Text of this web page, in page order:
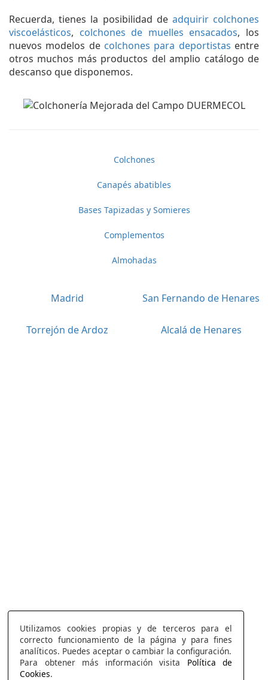
Recuerda, tienes la posibilidad de adquirir colchones
viscoelásticos, colchones de muelles ensacados, los
nuevos modelos de colchones para deportistas entre
otros muchos más productos del amplio catálogo de
descanso que disponemos.
Colchones
Canapés abatibles
Bases Tapizadas y Somieres
Complementos
Almohadas
Madrid San Fernando de Henares
Torrejón de Ardoz Alcalá de Henares
Utilizamos cookies propias y de terceros para el
correcto funcionamiento de la página y para fines
analíticos. Puedes aceptar o cambiar la configuración.
Para obtener más información visita Política de
Cookies.